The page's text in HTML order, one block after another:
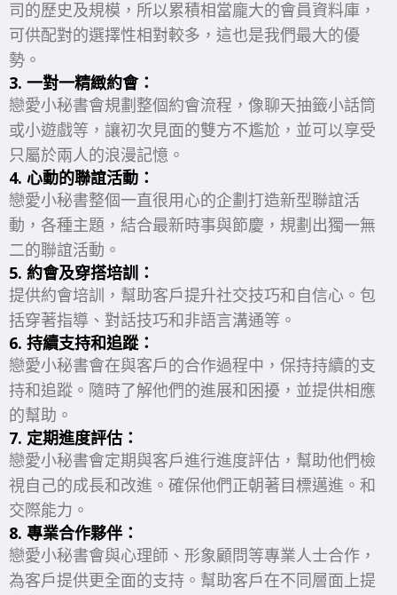
司的歷史及規模，所以累積相當龐大的會員資料庫，
可供配對的選擇性相對較多，這也是我們最大的優
勢。
3. 一對一精緻約會：
戀愛小秘書會規劃整個約會流程，像聊天抽籤小話筒
或小遊戲等，讓初次見面的雙方不尷尬，並可以享受
只屬於兩人的浪漫記憶。
4. 心動的聯誼活動 ：
戀愛小秘書整個一直很用心的企劃打造新型聯誼活
動，各種主題，結合最新時事與節慶，規劃出獨一無
二的聯誼活動。
5. 約會及穿搭培訓：
提供約會培訓，幫助客戶提升社交技巧和自信心。包
括穿著指導、對話技巧和非語言溝通等。
6. 持續支持和追蹤：
戀愛小秘書會在與客戶的合作過程中，保持持續的支
持和追蹤。隨時了解他們的進展和困擾，並提供相應
的幫助。
7. 定期進度評估：
戀愛小秘書會定期與客戶進行進度評估，幫助他們檢
視自己的成長和改進。確保他們正朝著目標邁進。和
交際能力。
8. 專業合作夥伴：
戀愛小秘書會與心理師、形象顧問等專業人士合作，
為客戶提供更全面的支持。幫助客戶在不同層面上提